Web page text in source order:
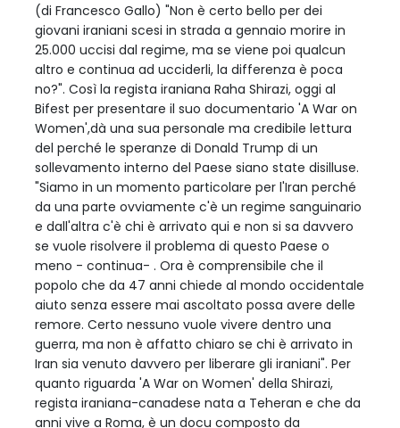
(di Francesco Gallo) "Non è certo bello per dei
giovani iraniani scesi in strada a gennaio morire in
25.000 uccisi dal regime, ma se viene poi qualcun
altro e continua ad ucciderli, la differenza è poca
no?". Così la regista iraniana Raha Shirazi, oggi al
Bifest per presentare il suo documentario 'A War on
Women',dà una sua personale ma credibile lettura
del perché le speranze di Donald Trump di un
sollevamento interno del Paese siano state disilluse.
"Siamo in un momento particolare per l'Iran perché
da una parte ovviamente c'è un regime sanguinario
e dall'altra c'è chi è arrivato qui e non si sa davvero
se vuole risolvere il problema di questo Paese o
meno - continua- . Ora è comprensibile che il
popolo che da 47 anni chiede al mondo occidentale
aiuto senza essere mai ascoltato possa avere delle
remore. Certo nessuno vuole vivere dentro una
guerra, ma non è affatto chiaro se chi è arrivato in
Iran sia venuto davvero per liberare gli iraniani". Per
quanto riguarda 'A War on Women' della Shirazi,
regista iraniana-canadese nata a Teheran e che da
anni vive a Roma, è un docu composto da